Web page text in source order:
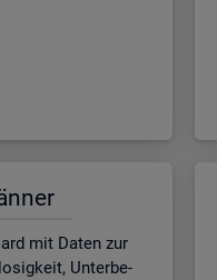
mit Daten zur
Un­ter­be­